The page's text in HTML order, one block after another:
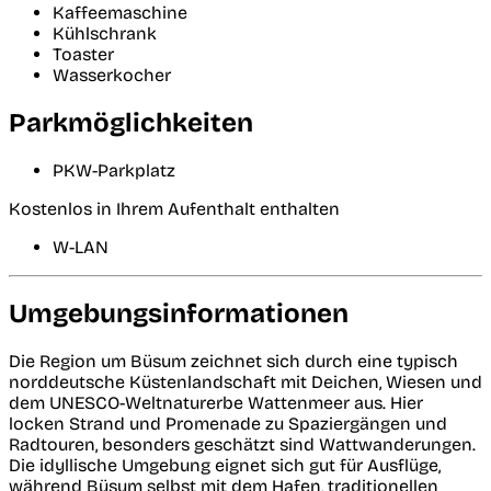
Kaffeemaschine
Kühlschrank
Toaster
Wasserkocher
Parkmöglichkeiten
PKW-Parkplatz
Kostenlos in Ihrem Aufenthalt enthalten
W-LAN
Umgebungsinformationen
Die Region um Büsum zeichnet sich durch eine typisch
norddeutsche Küstenlandschaft mit Deichen, Wiesen und
dem UNESCO-Weltnaturerbe Wattenmeer aus. Hier
locken Strand und Promenade zu Spaziergängen und
Radtouren, besonders geschätzt sind Wattwanderungen.
Die idyllische Umgebung eignet sich gut für Ausflüge,
während Büsum selbst mit dem Hafen, traditionellen